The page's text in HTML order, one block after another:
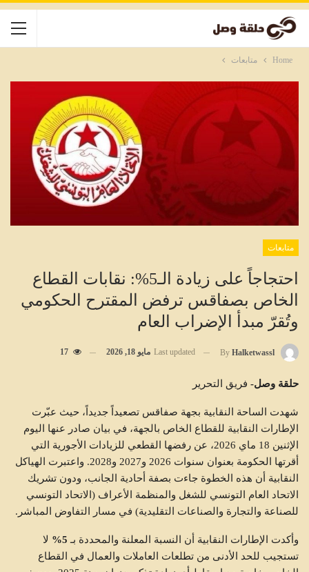
Home متابعات
متابعات
احتجاجاً على زيادة الـ5%: نقابات القطاع
الخاص بصفاقس ترفض المقترح الحكومي
وتُقرّ مبدأ الإضراب العام
By Halketwassl
Last updated مايو 18, 2026 17
حلقة وصل- فريق التحرير
شهدت الساحة النقابية بجهة صفاقس تصعيداً جديداً، حيث عبّرت
الإطارات النقابية للقطاع الخاص بالجهة، في بيان صادر عنها اليوم
الإثنين 18 ماي 2026، عن رفضها القطعي للزيادات الأجورية التي
أقرتها الحكومة بعنوان سنوات 2026 و2027 و2028. واعتبرت الهياكل
النقابية أن هذه الخطوة جاءت بصفة أحادية الجانب، ودون تشريك
الاتحاد العام التونسي للشغل والمنظمة الأعراف (الاتحاد التونسي
للصناعة والتجارة والصناعات التقليدية) في مسار التفاوض المباشر.
وأكدت الإطارات النقابية أن النسبة المعلنة والمحددة بـ 5%
لا
تستجيب للحد الأدنى من تطلعات العاملات والعمال في القطاع